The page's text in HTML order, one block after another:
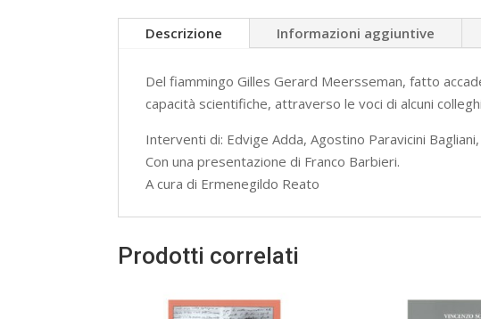
Descrizione Informazioni aggiuntive
Del fiammingo Gilles Gerard Meersseman, fatto
capacità scientifiche, attraverso le voci di alcuni
Interventi di: Edvige Adda, Agostino Paravicini
Con una presentazione di Franco Barbieri.
A cura di Ermenegildo Reato
Prodotti correlati